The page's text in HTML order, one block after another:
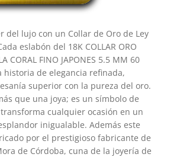
del lujo con un Collar de Oro de Ley
eslabón del 18K COLLAR ORO
CORAL FINO JAPONES 5.5 MM 60
historia de elegancia refinada,
superior con la pureza del oro.
que una joya; es un símbolo de
cualquier ocasión en un
inigualable. Además este
por el prestigioso fabricante de
de Córdoba, cuna de la joyería de